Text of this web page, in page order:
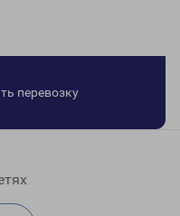
перевозку